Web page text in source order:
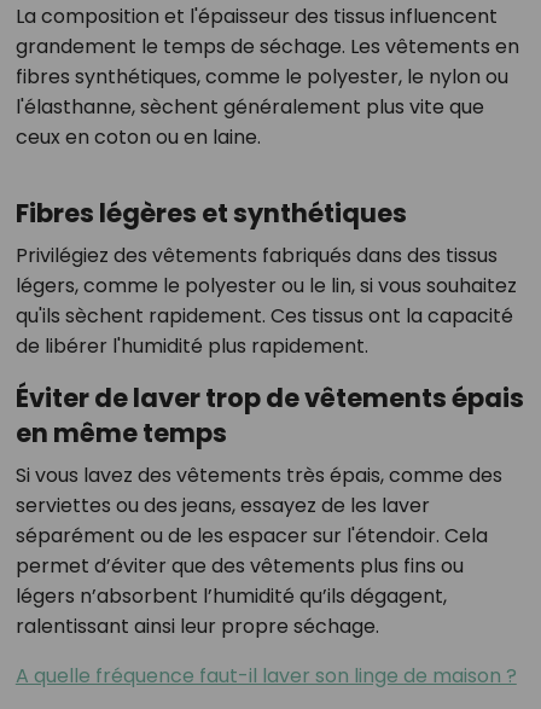
La composition et l'épaisseur des tissus influencent
grandement le temps de séchage. Les vêtements en
fibres synthétiques, comme le polyester, le nylon ou
l'élasthanne, sèchent généralement plus vite que
ceux en coton ou en laine.
Fibres légères et synthétiques
Privilégiez des vêtements fabriqués dans des tissus
légers, comme le polyester ou le lin, si vous souhaitez
qu'ils sèchent rapidement. Ces tissus ont la capacité
de libérer l'humidité plus rapidement.
Éviter de laver trop de vêtements épais
en même temps
Si vous lavez des vêtements très épais, comme des
serviettes ou des jeans, essayez de les laver
séparément ou de les espacer sur l'étendoir. Cela
permet d’éviter que des vêtements plus fins ou
légers n’absorbent l’humidité qu’ils dégagent,
ralentissant ainsi leur propre séchage.
A quelle fréquence faut-il laver son linge de maison ?